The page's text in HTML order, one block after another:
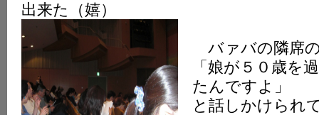
出来た（嬉）
バァバの隣席
「娘が５０歳を
たんですよ」
と話しかけられ